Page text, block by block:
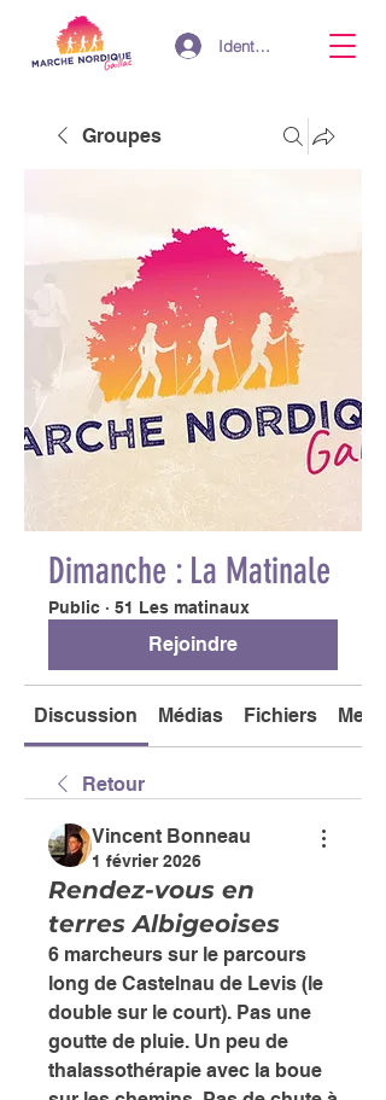
Identifiant
Groupes
Dimanche : La Matinale
Public · 51 Les matinaux
Rejoindre
Discussion Médias Fichiers
Retour
Vincent Bonneau
1 février 2026
Rendez-vous en
terres Albigeoises
6 marcheurs sur le parcours
long de Castelnau de Levis (le
double sur le court). Pas une
goutte de pluie. Un peu de
thalassothérapie avec la boue